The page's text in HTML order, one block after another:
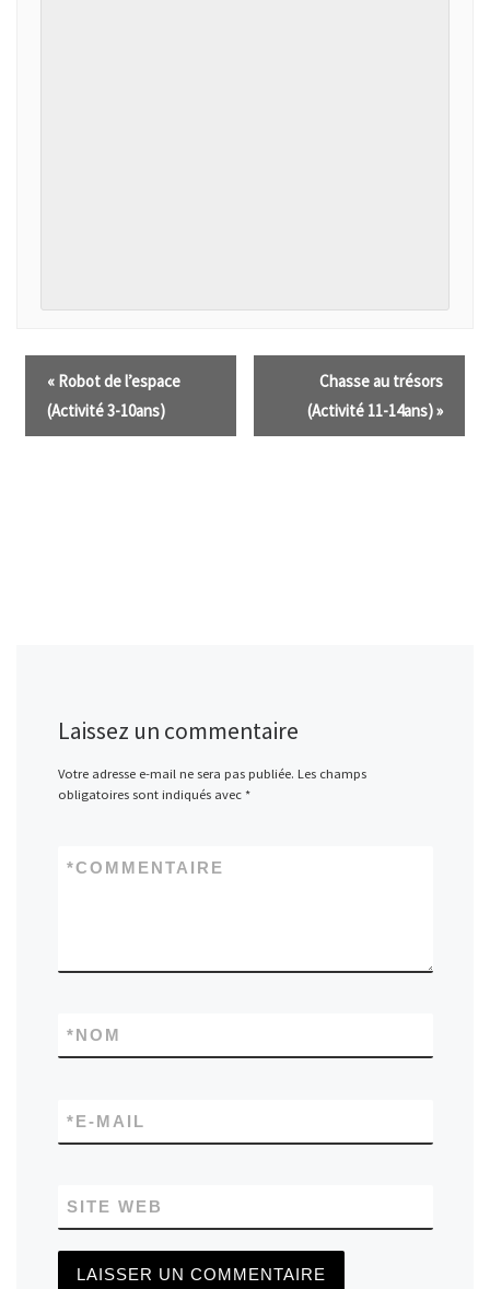
« Robot de l’espace
(Activité 3-10ans)
Chasse au trésors
(Activité 11-14ans)»
Laissez un commentaire
Votre adresse e-mail ne sera pas publiée. Les champs
obligatoires sont indiqués avec *
COMMENTAIRE
*
NOM
*
E-MAIL
*
SITE WEB